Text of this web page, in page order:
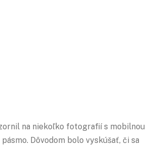
na niekoľko fotografií s mobilnou
Dôvodom bolo vyskúšať, či sa